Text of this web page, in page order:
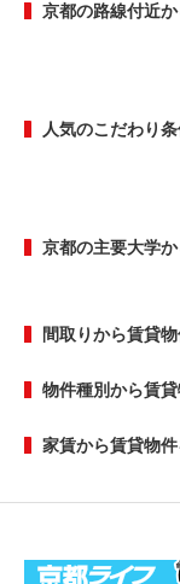
京都の路線付近
人気のこだわり
京都の主要大学
間取りから賃貸
物件種別から賃
家賃から賃貸物